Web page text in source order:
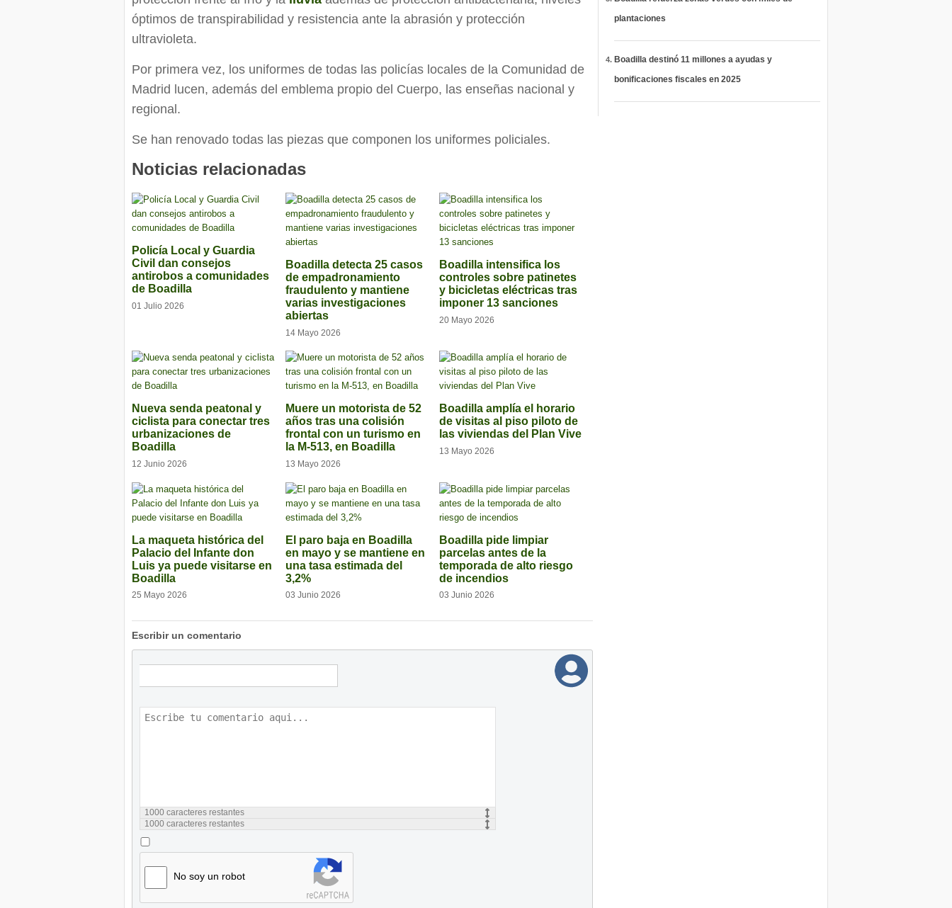
óptimos de transpirabilidad y resistencia ante la abrasión y protección
ultravioleta.
Por primera vez, los uniformes de todas las policías locales de la Comunidad de
Madrid lucen, además del emblema propio del Cuerpo, las enseñas nacional y
regional.
Se han renovado todas las piezas que componen los uniformes policiales.
Noticias relacionadas
Policía Local y Guardia
Civil dan consejos
antirobos a comunidades
de Boadilla
01 Julio 2026
Boadilla detecta 25 casos
de empadronamiento
fraudulento y mantiene
varias investigaciones
abiertas
14 Mayo 2026
Boadilla intensifica los
controles sobre patinetes
y bicicletas eléctricas tras
imponer 13 sanciones
20 Mayo 2026
Nueva senda peatonal y
ciclista para conectar tres
urbanizaciones de
Boadilla
12 Junio 2026
Muere un motorista de 52
años tras una colisión
frontal con un turismo en
la M-513, en Boadilla
13 Mayo 2026
Boadilla amplía el horario
de visitas al piso piloto de
las viviendas del Plan Vive
13 Mayo 2026
La maqueta histórica del
Palacio del Infante don
Luis ya puede visitarse en
Boadilla
25 Mayo 2026
El paro baja en Boadilla
en mayo y se mantiene en
una tasa estimada del
3,2%
03 Junio 2026
Boadilla pide limpiar
parcelas antes de la
temporada de alto riesgo
de incendios
03 Junio 2026
Escribir un comentario
1000 caracteres restantes
1000 caracteres restantes
No soy un robot
plantaciones
Boadilla destinó 11 millones a ayudas y
bonificaciones fiscales en 2025